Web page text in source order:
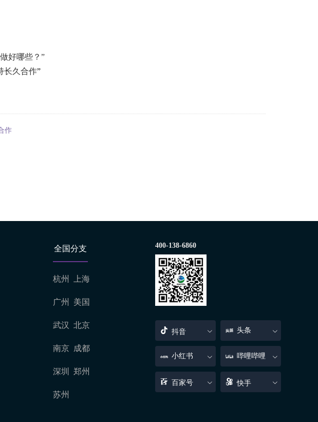
好哪些？”
长久合作”
作
全国分支
杭州 上海
广州 美国
武汉 北京
南京 成都
深圳 郑州
苏州
400-138-6860
抖音 头条
小红书 哔哩哔哩
百家号 快手